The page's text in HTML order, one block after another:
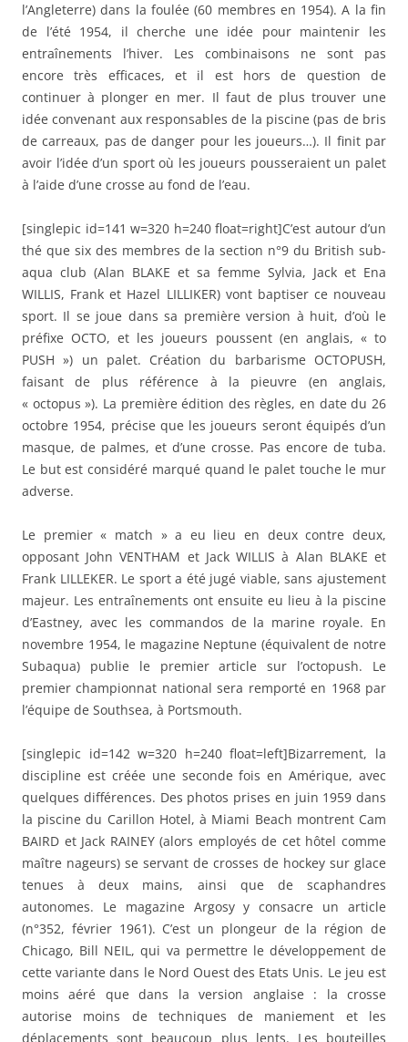
l’Angleterre) dans la foulée (60 membres en 1954). A la fin
de l’été 1954, il cherche une idée pour maintenir les
entraînements l’hiver. Les combinaisons ne sont pas
encore très efficaces, et il est hors de question de
continuer à plonger en mer. Il faut de plus trouver une
idée convenant aux responsables de la piscine (pas de bris
de carreaux, pas de danger pour les joueurs…). Il finit par
avoir l’idée d’un sport où les joueurs pousseraient un palet
à l’aide d’une crosse au fond de l’eau.
[singlepic id=141 w=320 h=240 float=right]C’est autour d’un
thé que six des membres de la section n°9 du British sub-
aqua club (Alan BLAKE et sa femme Sylvia, Jack et Ena
WILLIS, Frank et Hazel LILLIKER) vont baptiser ce nouveau
sport. Il se joue dans sa première version à huit, d’où le
préfixe OCTO, et les joueurs poussent (en anglais, « to
PUSH ») un palet. Création du barbarisme OCTOPUSH,
faisant de plus référence à la pieuvre (en anglais,
« octopus »). La première édition des règles, en date du 26
octobre 1954, précise que les joueurs seront équipés d’un
masque, de palmes, et d’une crosse. Pas encore de tuba.
Le but est considéré marqué quand le palet touche le mur
adverse.
Le premier « match » a eu lieu en deux contre deux,
opposant John VENTHAM et Jack WILLIS à Alan BLAKE et
Frank LILLEKER. Le sport a été jugé viable, sans ajustement
majeur. Les entraînements ont ensuite eu lieu à la piscine
d’Eastney, avec les commandos de la marine royale. En
novembre 1954, le magazine Neptune (équivalent de notre
Subaqua) publie le premier article sur l’octopush. Le
premier championnat national sera remporté en 1968 par
l’équipe de Southsea, à Portsmouth.
[singlepic id=142 w=320 h=240 float=left]Bizarrement, la
discipline est créée une seconde fois en Amérique, avec
quelques différences. Des photos prises en juin 1959 dans
la piscine du Carillon Hotel, à Miami Beach montrent Cam
BAIRD et Jack RAINEY (alors employés de cet hôtel comme
maître nageurs) se servant de crosses de hockey sur glace
tenues à deux mains, ainsi que de scaphandres
autonomes. Le magazine Argosy y consacre un article
(n°352, février 1961). C’est un plongeur de la région de
Chicago, Bill NEIL, qui va permettre le développement de
cette variante dans le Nord Ouest des Etats Unis. Le jeu est
moins aéré que dans la version anglaise : la crosse
autorise moins de techniques de maniement et les
déplacements sont beaucoup plus lents. Les bouteilles